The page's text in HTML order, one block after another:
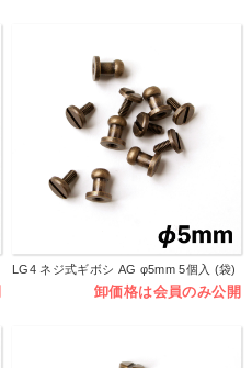
LG4 ネジ式ギボシ AG φ5mm 5個入 (袋)
卸価格は会員のみ公開